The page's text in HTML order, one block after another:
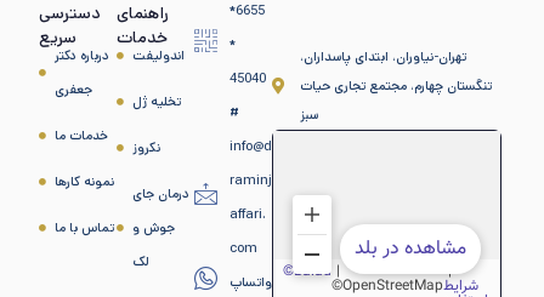
دسترسی
سریع
درباره دکتر
جعفری
خدمات ما
نمونه کارها
تماس با ما
راهنمای
خدمات
اندولیفت
تخلیه ژل
نکروز
درمان جای
جوش و
لک
*6655
*
45040
#
info@d
raminj
affari.
com
واتساپ
تهران-نیاوران، ابتدای پاسداران،
تنگستان چهارم، مجتمع تجاری حیات
سبز